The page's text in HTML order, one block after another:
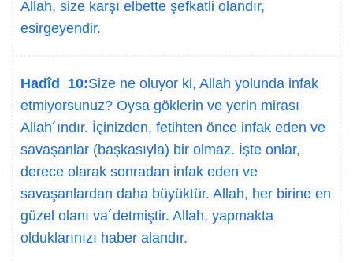
Allah, size karşı elbette şefkatli olandır,
esirgeyendir.
Hadîd 10:Size ne oluyor ki, Allah yolunda infak
etmiyorsunuz? Oysa göklerin ve yerin mirası
Allah´ındır. İçinizden, fetihten önce infak eden ve
savaşanlar (başkasıyla) bir olmaz. İşte onlar,
derece olarak sonradan infak eden ve
savaşanlardan daha büyüktür. Allah, her birine en
güzel olanı va´detmiştir. Allah, yapmakta
olduklarınızı haber alandır.